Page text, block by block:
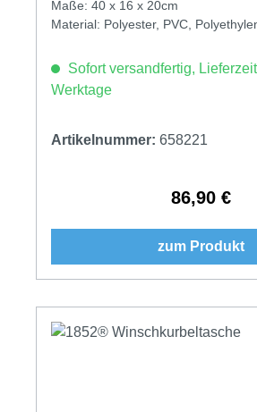
Maße: 40 x 16 x 20cm
Material: Polyester, PVC,
Sofort versandfertig,
Werktage
Artikelnummer: 658221
Regulärer
86,90 €
zum Produkt